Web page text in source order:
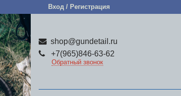
Вход / Регистрация
shop@gundetail.ru
+7(965)846-63-62
Обратный звонок